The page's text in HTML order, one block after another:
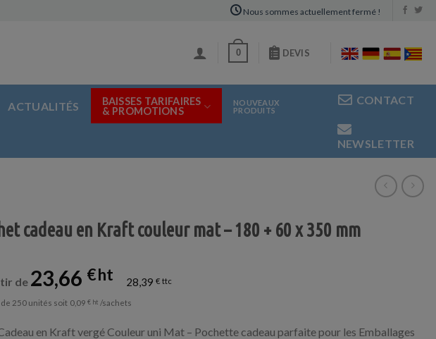
Nous sommes actuellement fermé !
0 DEVIS
ACTUALITÉS
BAISSES TARIFAIRES
& PROMOTIONS
NOUVEAUX
PRODUITS
CONTACT
NEWSLETTER
cadeau en Kraft couleur mat – 180 + 60 x 350 mm
de 23,66 € 28,39 €
de 250 unités soit 0,09 € /sachets
en Kraft vergé Couleur uni Mat – Pochette cadeau parfaite pour les Emballages